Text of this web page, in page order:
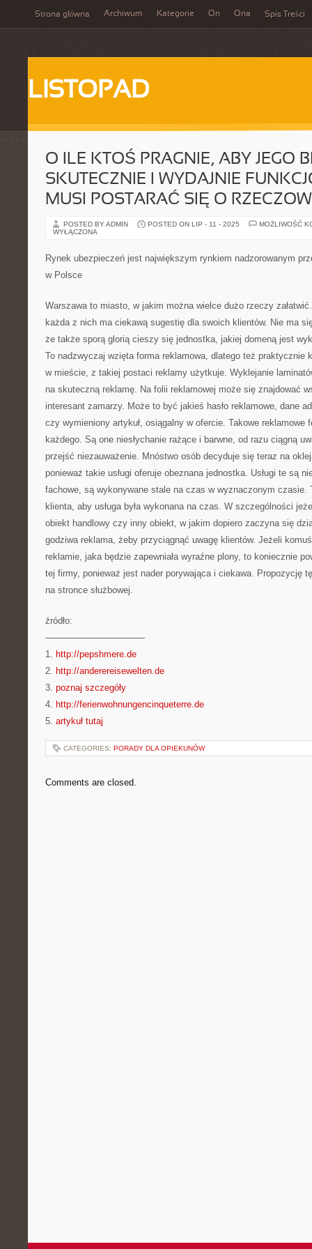
Strona główna Archiwum Kategorie On Ona Spis Treści
LISTOPAD
O ILE KTOŚ PRAGNIE, ABY JEGO
SKUTECZNIE I WYDAJNIE
MUSI POSTARAĆ SIĘ O
POSTED BY ADMIN POSTED ON LIP - 11 - 2025
MOŻLIWOŚĆ
WYŁĄCZONA
Rynek ubezpieczeń jest największym rynkiem nadzorowanym
w Polsce
Warszawa to miasto, w jakim można wielce dużo rzeczy
każda z nich ma ciekawą sugestię dla swoich klientów. Nie ma
że także sporą glorią cieszy się jednostka, jakiej domeną jest
To nadzwyczaj wzięta forma reklamowa, dlatego też praktycznie
w mieście, z takiej postaci reklamy użytkuje. Wyklejanie
na skuteczną reklamę. Na folii reklamowej może się znajdować
interesant zamarzy. Może to być jakieś hasło reklamowe, dane
czy wymieniony artykuł, osiągalny w ofercie. Takowe reklamowe
każdego. Są one niesłychanie rażące i barwne, od razu ciągną
przejść niezauważenie. Mnóstwo osób decyduje się teraz na
ponieważ takie usługi oferuje obeznana jednostka. Usługi te są
fachowe, są wykonywane stale na czas w wyznaczonym czasie.
klienta, aby usługa była wykonana na czas. W szczególności
obiekt handlowy czy inny obiekt, w jakim dopiero zaczyna się
godziwa reklama, żeby przyciągnąć uwagę klientów. Jeżeli
reklamie, jaka będzie zapewniała wyraźne plony, to koniecznie
tej firmy, ponieważ jest nader porywająca i ciekawa. Propozycję
na stronce służbowej.
źródło:
———————————
1. http://pepshmere.de
2. http://anderereisewelten.de
3. poznaj szczegóły
4. http://ferienwohnungencinqueterre.de
5. artykuł tutaj
CATEGORIES: PORADY DLA OPIEKUNÓW
Comments are closed.